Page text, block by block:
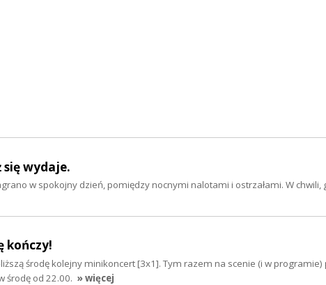
się wydaje.
w spokojny dzień, pomiędzy nocnymi nalotami i ostrzałami. W chwili,
kończy!
środę kolejny minikoncert [3x1]. Tym razem na scenie (i w programie)
środę od 22.00. » więcej